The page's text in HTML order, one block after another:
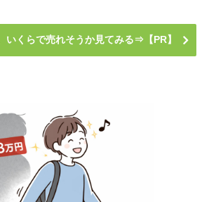
いくらで売れそうか見てみる⇒【PR】